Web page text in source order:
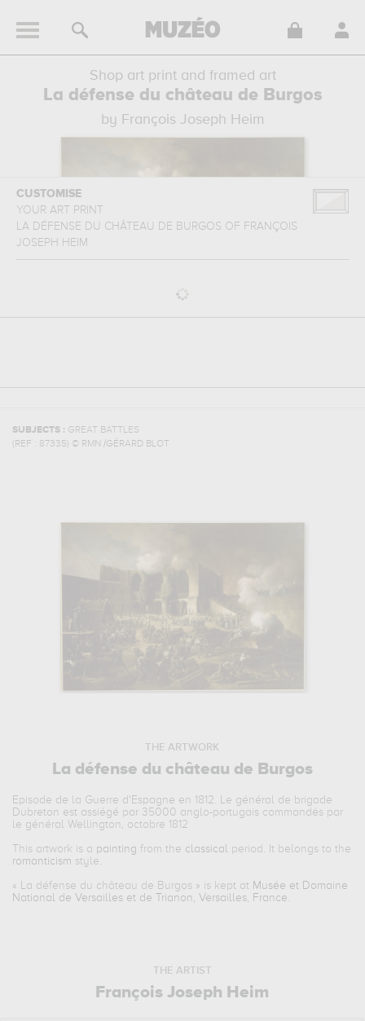
Shop art print and framed art
La défense du château de Burgos
by François Joseph Heim
CUSTOMISE
YOUR ART PRINT
LA DÉFENSE DU CHÂTEAU DE BURGOS OF FRANÇOIS
JOSEPH HEIM
SUBJECTS : GREAT BATTLES
(REF : 87335) © RMN /GÉRARD BLOT
THE ARTWORK
La défense du château de Burgos
Episode de la Guerre d'Espagne en 1812. Le général de brigade
Dubreton est assiégé par 35000 anglo-portugais commandés par
le général Wellington, octobre 1812
This artwork is a painting from the classical period. It belongs to the
romanticism style.
« La défense du château de Burgos » is kept at Musée et Domaine
National de Versailles et de Trianon, Versailles, France.
THE ARTIST
François Joseph Heim